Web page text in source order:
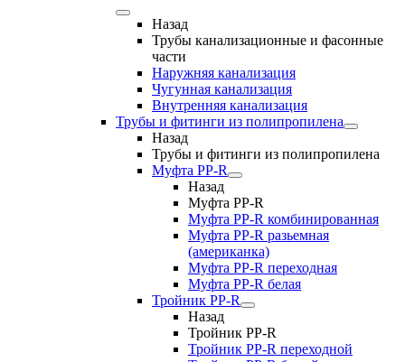
Назад
Трубы канализационные и фасонные
части
Наружняя канализация
Чугунная канализация
Внутренняя канализация
Трубы и фитинги из полипропилена
Назад
Трубы и фитинги из полипропилена
Муфта PP-R
Назад
Муфта PP-R
Муфта РР-R комбинированная
Муфта РР-R разьемная
(американка)
Муфта РР-R переходная
Муфта РР-R белая
Тройник PP-R
Назад
Тройник PP-R
Тройник РР-R переходной